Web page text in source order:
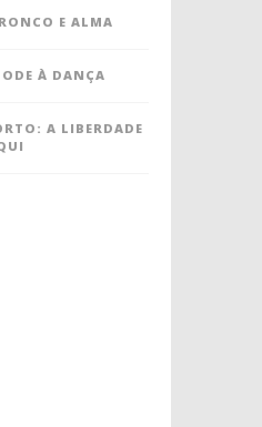
E ALMA
À DANÇA
A LIBERDADE